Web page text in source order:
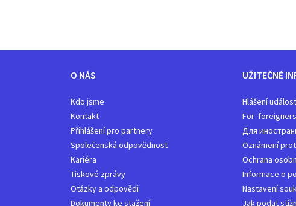
O NÁS
Kdo jsme
Kontakt
Přihlášení pro partnery
Společenská odpovědnost
Kariéra
Tiskové zprávy
Otázky a odpovědi
Dokumenty ke stažení
UŽITEČNÉ
Hlášení
For foreigners
Для
Oznámení
Ochrana
Informace o
Nastavení
Jak podat